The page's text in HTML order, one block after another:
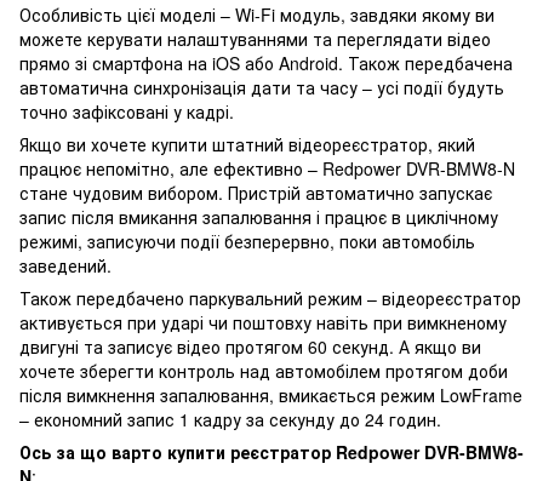
Особливість цієї моделі – Wi-Fi модуль, завдяки якому ви
можете керувати налаштуваннями та переглядати відео
прямо зі смартфона на iOS або Android. Також передбачена
автоматична синхронізація дати та часу – усі події будуть
точно зафіксовані у кадрі.
Якщо ви хочете купити штатний відеореєстратор, який
працює непомітно, але ефективно – Redpower DVR-BMW8-N
стане чудовим вибором. Пристрій автоматично запускає
запис після вмикання запалювання і працює в циклічному
режимі, записуючи події безперервно, поки автомобіль
заведений.
Також передбачено паркувальний режим – відеореєстратор
активується при ударі чи поштовху навіть при вимкненому
двигуні та записує відео протягом 60 секунд. А якщо ви
хочете зберегти контроль над автомобілем протягом доби
після вимкнення запалювання, вмикається режим LowFrame
– економний запис 1 кадру за секунду до 24 годин.
Ось за що варто купити реєстратор Redpower DVR-BMW8-
N: